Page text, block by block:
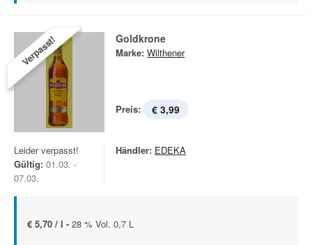
Verpasst! Goldkrone
Marke: Wilthener
Preis: € 3,99
Leider verpasst!
Gültig: 01.03. -
07.03.
Händler: EDEKA
€ 5,70 / l - 28 % Vol. 0,7 L